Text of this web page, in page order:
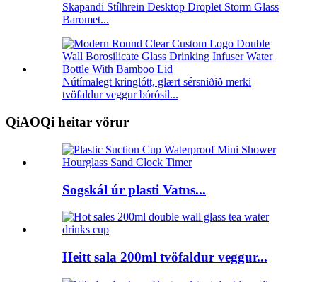
Skapandi Stílhrein Desktop Droplet Storm Glass
Baromet...
Nútímalegt kringlótt, glært sérsniðið merki
tvöfaldur veggur bórósil...
QiAOQi heitar vörur
Sogskál úr plasti Vatns...
Heitt sala 200ml tvöfaldur veggur...